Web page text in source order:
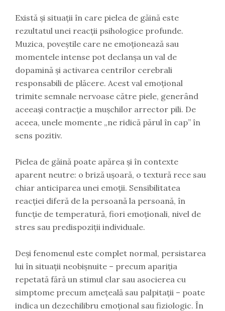
Există și situații în care pielea de găină este
rezultatul unei reacții psihologice profunde.
Muzica, poveștile care ne emoționează sau
momentele intense pot declanșa un val de
dopamină și activarea centrilor cerebrali
responsabili de plăcere. Acest val emoțional
trimite semnale nervoase către piele, generând
aceeași contracție a mușchilor arrector pili. De
aceea, unele momente „ne ridică părul în cap” în
sens pozitiv.
Pielea de găină poate apărea și în contexte
aparent neutre: o briză ușoară, o textură rece sau
chiar anticiparea unei emoții. Sensibilitatea
reacției diferă de la persoană la persoană, în
funcție de temperatură, fiori emoționali, nivel de
stres sau predispoziții individuale.
Deși fenomenul este complet normal, persistarea
lui în situații neobișnuite – precum apariția
repetată fără un stimul clar sau asocierea cu
simptome precum amețeală sau palpitații – poate
indica un dezechilibru emoțional sau fiziologic. În